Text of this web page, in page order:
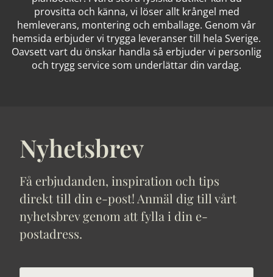
provsitta och känna, vi löser allt krångel med
hemleverans, montering och emballage. Genom vår
hemsida erbjuder vi trygga leveranser till hela Sverige.
Oavsett vart du önskar handla så erbjuder vi personlig
och trygg service som underlättar din vardag.
Nyhetsbrev
Få erbjudanden, inspiration och tips
direkt till din e-post! Anmäl dig till vårt
nyhetsbrev genom att fylla i din e-
postadress.